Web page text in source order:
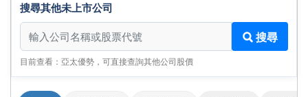
搜尋其他未上市公司
搜尋其他未上市公司
搜尋
目前查看：亞太優勢，可直接查詢其他公司股價